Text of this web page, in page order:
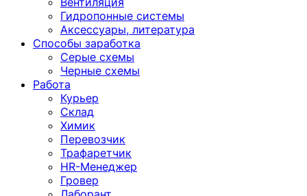
Гидропонные системы
Аксессуары, литература
Способы заработка
Серые схемы
Черные схемы
Работа
Курьер
Склад
Химик
Перевозчик
Трафаретчик
HR-Менеджер
Гровер